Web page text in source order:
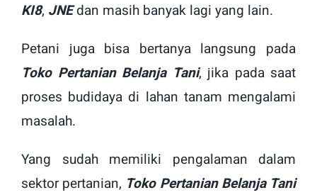
KI8, JNE dan masih banyak lagi yang lain.
Petani juga bisa bertanya langsung pada
Toko Pertanian Belanja Tani, jika pada saat
proses budidaya di lahan tanam mengalami
masalah.
Yang sudah memiliki pengalaman dalam
sektor pertanian, Toko Pertanian Belanja Tani